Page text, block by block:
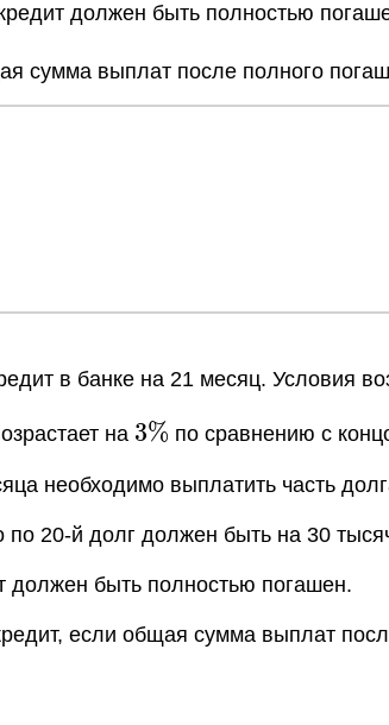
должен быть полностью
сумма выплат после полного
в банке на 21 месяц. Условия
на 3
3% по сравнению с
необходимо выплатить часть
по 20-й долг должен быть на 30
должен быть полностью погашен.
если общая сумма выплат